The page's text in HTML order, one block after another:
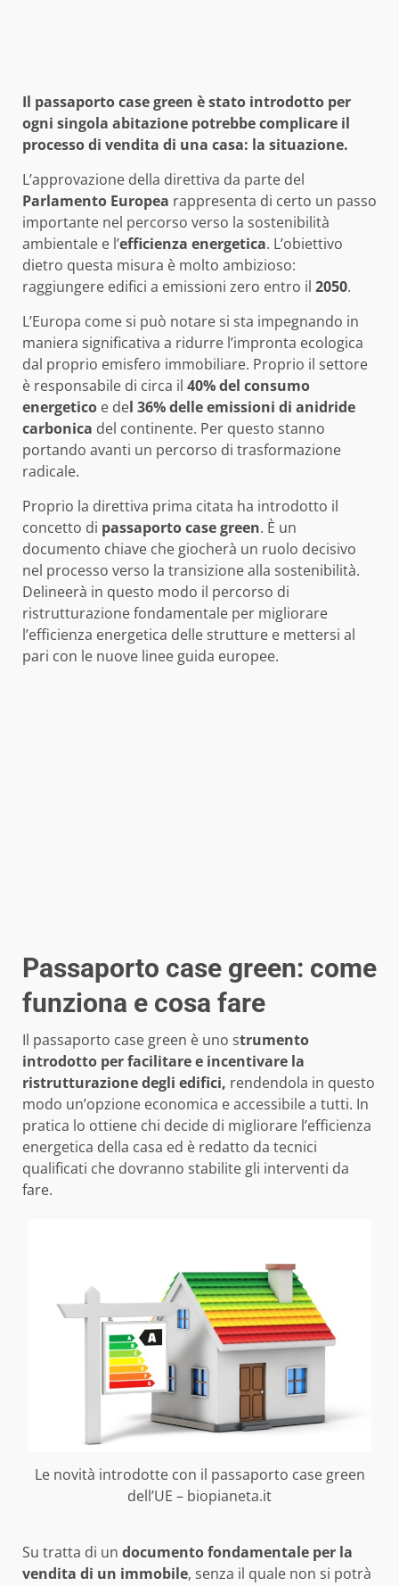
Il passaporto case green è stato introdotto per
ogni singola abitazione potrebbe complicare il
processo di vendita di una casa: la situazione.
L’approvazione della direttiva da parte del
Parlamento Europea rappresenta di certo un passo
importante nel percorso verso la sostenibilità
ambientale e l’efficienza energetica. L’obiettivo
dietro questa misura è molto ambizioso:
raggiungere edifici a emissioni zero entro il 2050.
L’Europa come si può notare si sta impegnando in
maniera significativa a ridurre l’impronta ecologica
dal proprio emisfero immobiliare. Proprio il settore
è responsabile di circa il 40% del consumo
energetico e del 36% delle emissioni di anidride
carbonica del continente. Per questo stanno
portando avanti un percorso di trasformazione
radicale.
Proprio la direttiva prima citata ha introdotto il
concetto di passaporto case green. È un
documento chiave che giocherà un ruolo decisivo
nel processo verso la transizione alla sostenibilità.
Delineerà in questo modo il percorso di
ristrutturazione fondamentale per migliorare
l’efficienza energetica delle strutture e mettersi al
pari con le nuove linee guida europee.
Passaporto case green: come
funziona e cosa fare
Il passaporto case green è uno strumento
introdotto per facilitare e incentivare la
ristrutturazione degli edifici, rendendola in questo
modo un’opzione economica e accessibile a tutti. In
pratica lo ottiene chi decide di migliorare l’efficienza
energetica della casa ed è redatto da tecnici
qualificati che dovranno stabilite gli interventi da
fare.
Le novità introdotte con il passaporto case green
dell’UE – biopianeta.it
Su tratta di un documento fondamentale per la
vendita di un immobile, senza il quale non si potrà